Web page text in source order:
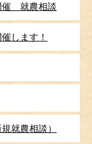
催 就農相談
します！
就農相談）